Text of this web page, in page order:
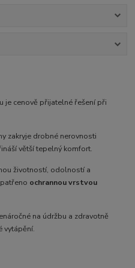
je cenově přijatelné řešení při
zakryje drobné nerovnosti
větší tepelný komfort.
životností, odolností a
ochrannou vrstvou
na údržbu a zdravotně
vytápění.